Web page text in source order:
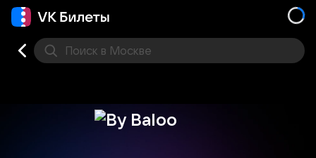
Поиск в Москве